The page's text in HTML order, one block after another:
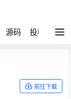
源码 投稿 关于
前往下载